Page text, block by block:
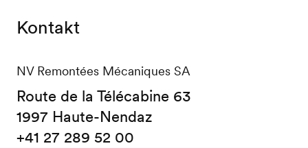
Kontakt
NV Remontées Mécaniques SA
Route de la Télécabine 63
1997 Haute-Nendaz
+41 27 289 52 00